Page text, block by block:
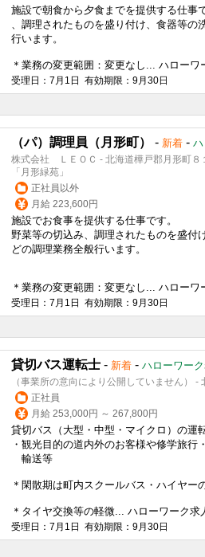
施設で朝食から夕食までを提供する仕事
、調理されたものを盛り付け、食器等の
行います。
＊業務の変更範囲：変更なし... ハローワ
受理日：7月1日 有効期限：9月30日
（パ）調理員（月形町） - 新着 -
株式会社 ＬＥＯＣ - 北海道樺戸郡月形町８
「月形緑苑」
正社員以外
月給 223,600円
施設でお食事を提供する仕事です。
野菜等の切込み、調理されたものを盛付
どの調理業務全般行います。
＊業務の変更範囲：変更なし... ハローワ
受理日：7月1日 有効期限：9月30日
貸切バス運転士 - 新着 - ハローワー
（事業所の意向により公開していません） -
正社員
月給 253,000円 ～ 267,800円
貸切バス（大型・中型・マイクロ）の運
・観光目的の道内外のお客様や修学旅行
輸送等
＊閑散期は町内スクールバス・ハイヤー
＊タイヤ交換等の軽微... ハローワーク求
受理日：7月1日 有効期限：9月30日